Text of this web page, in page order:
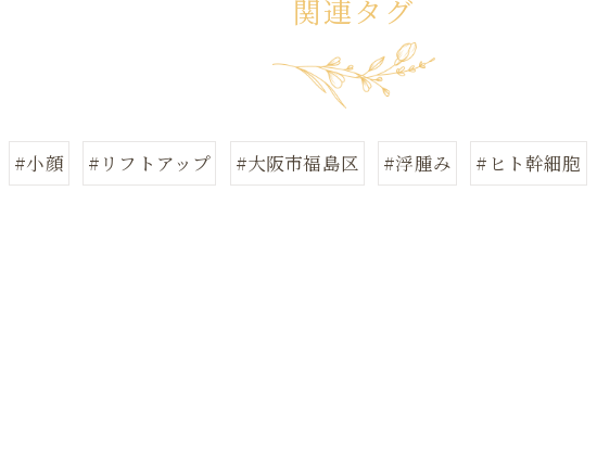
関連タグ
#小顔 #リフトアップ #大阪市福島区 #浮腫み #ヒト幹細胞